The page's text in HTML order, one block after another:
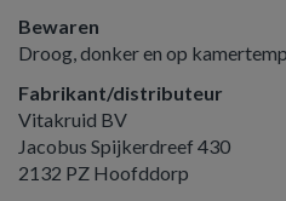
Bewaren
Droog, donker en op
Fabrikant/distributeur
Vitakruid BV
Jacobus Spijkerdreef 430
2132 PZ Hoofddorp